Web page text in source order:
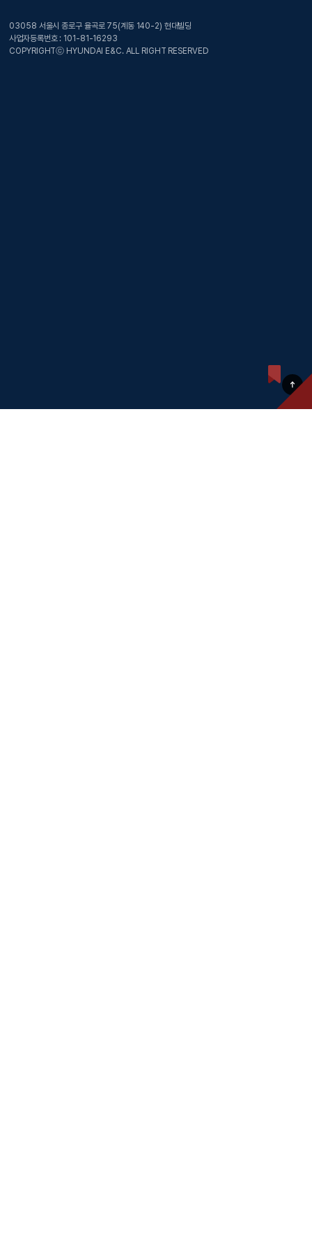
03058 서울시 종로구 율곡로 75(계동 140-2) 현대빌딩
사업자등록번호 : 101-81-16293
COPYRIGHTⓒ HYUNDAI E&C. ALL RIGHT RESERVED